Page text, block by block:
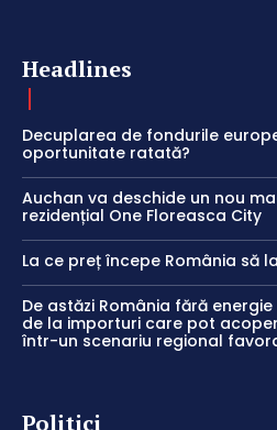
Headlines
Decuplarea de fondurile
oportunitate ratată?
Auchan va deschide un nou
rezidențial One Floreasca City
La ce preț începe România să
De astăzi România fără
de la importuri care pot
într-un scenariu regional
Politici